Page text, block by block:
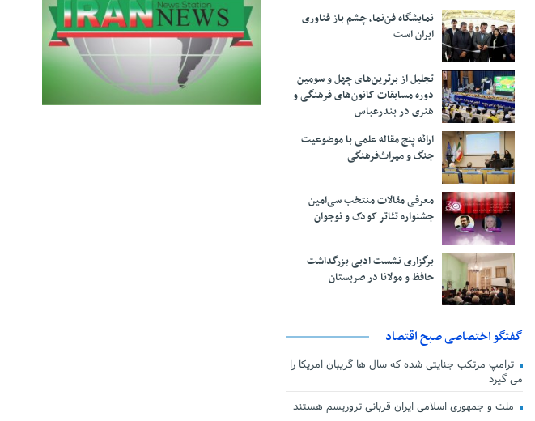
نمایشگاه فن‌نما، چشم باز فناوری
ایران است
تجلیل از بر‌ترین‌های چهل و سومین
دوره مسابقات کانون‌های فرهنگی و
هنری در بندرعباس
ارائه پنج مقاله علمی با موضوعیت
جنگ و میراث‌فرهنگی
معرفی مقالات منتخب سی‌امین
جشنواره تئاتر کودک و نوجوان
برگزاری نشست ادبی بزرگداشت
حافظ و مولانا در صربستان
گفتگو اختصاصی صبح اقتصاد
ترامپ مرتکب جنایتی شده که سال ها گریبان امریکا را
می گیرد
ملت و جمهوری اسلامی ایران قربانی تروریسم هستند